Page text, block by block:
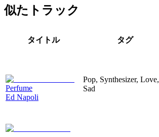
似たトラック
タイトル タグ
Perfume
Ed Napoli
Pop, Synthesizer, Love,
Sad